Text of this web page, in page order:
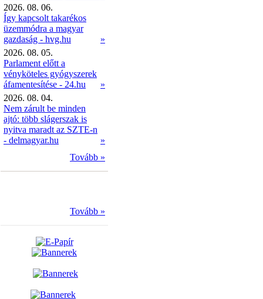
2026. 08. 06.
Így kapcsolt takarékos
üzemmódra a magyar
gazdaság - hvg.hu
»
2026. 08. 05.
Parlament előtt a
vényköteles gyógyszerek
áfamentesítése - 24.hu
»
2026. 08. 04.
Nem zárult be minden
ajtó: több slágerszak is
nyitva maradt az SZTE-n
- delmagyar.hu
»
Tovább »
Tovább »